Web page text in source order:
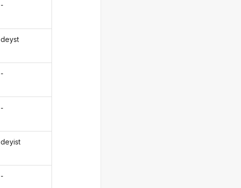
-
deyst
-
-
deyist
-